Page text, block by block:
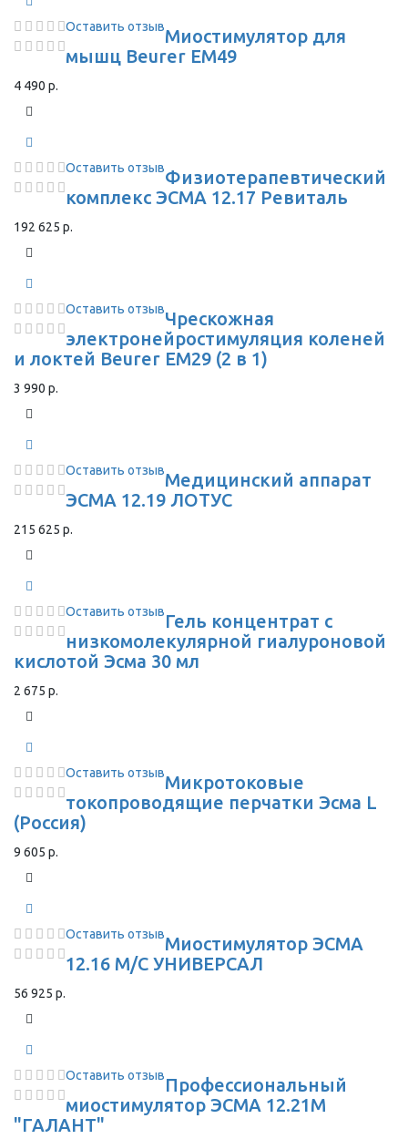
Оставить отзывМиостимулятор для
мышц Beurer EM49
4 490 р.
Оставить отзывФизиотерапевтический
комплекс ЭСМА 12.17 Ревиталь
192 625 р.
Оставить отзывЧрескожная
электронейростимуляция коленей
и локтей Beurer EM29 (2 в 1)
3 990 р.
Оставить отзывМедицинский аппарат
ЭСМА 12.19 ЛОТУС
215 625 р.
Оставить отзывГель концентрат с
низкомолекулярной гиалуроновой
кислотой Эсма 30 мл
2 675 р.
Оставить отзывМикротоковые
токопроводящие перчатки Эсма L
(Россия)
9 605 р.
Оставить отзывМиостимулятор ЭСМА
12.16 М/С УНИВЕРСАЛ
56 925 р.
Оставить отзывПрофессиональный
миостимулятор ЭСМА 12.21М
"ГАЛАНТ"